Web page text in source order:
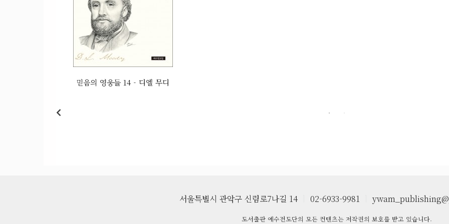
믿음의 영웅들 14 - 디엘 무디
서울특별시 관악구 신림로7나길 14 02-6933-9981
도서출판 예수전도단의 모든 컨텐츠는 저작권의 보호를 받고 있습니다.